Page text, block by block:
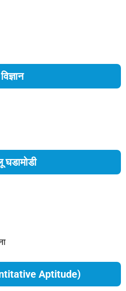
विज्ञान
घडामोडी
Aptitude)